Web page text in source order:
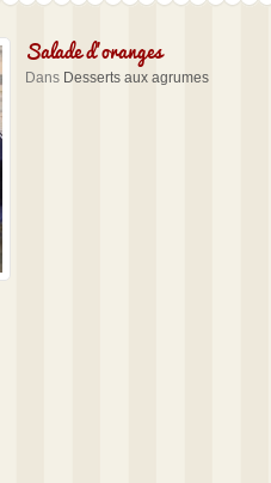
Salade d’oranges
Dans Desserts aux agrumes